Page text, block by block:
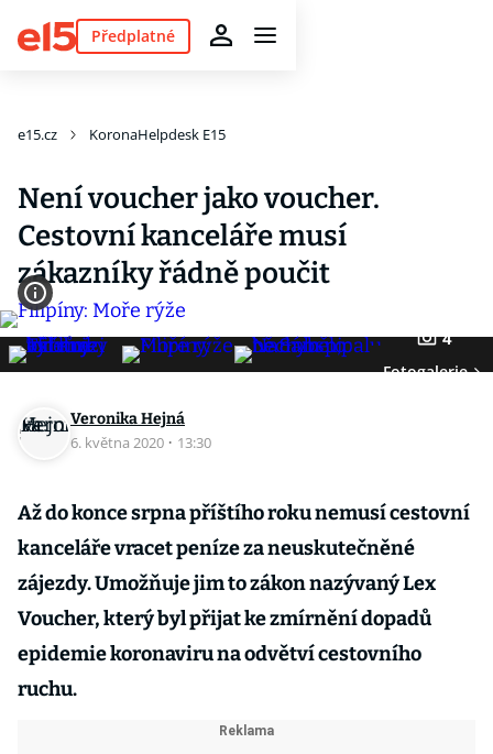
Předplatné
e15.cz KoronaHelpdesk E15
Není voucher jako voucher.
Cestovní kanceláře musí
zákazníky řádně poučit
4
Fotogalerie
Veronika Hejná
6. května 2020 · 13:30
Až do konce srpna příštího roku nemusí cestovní
kanceláře vracet peníze za neuskutečněné
zájezdy. Umožňuje jim to zákon nazývaný Lex
Voucher, který byl přijat ke zmírnění dopadů
epidemie koronaviru na odvětví cestovního
ruchu.